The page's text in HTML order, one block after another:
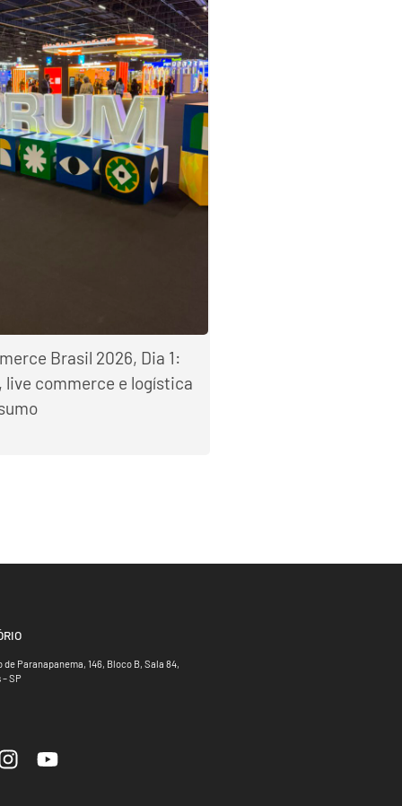
Brasil 2026, Dia 1:
commerce e logística
de Paranapanema, 146, Bloco B, Sala 84,
SP